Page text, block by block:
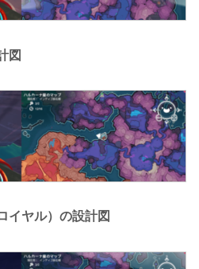
図
イヤル）の設計図